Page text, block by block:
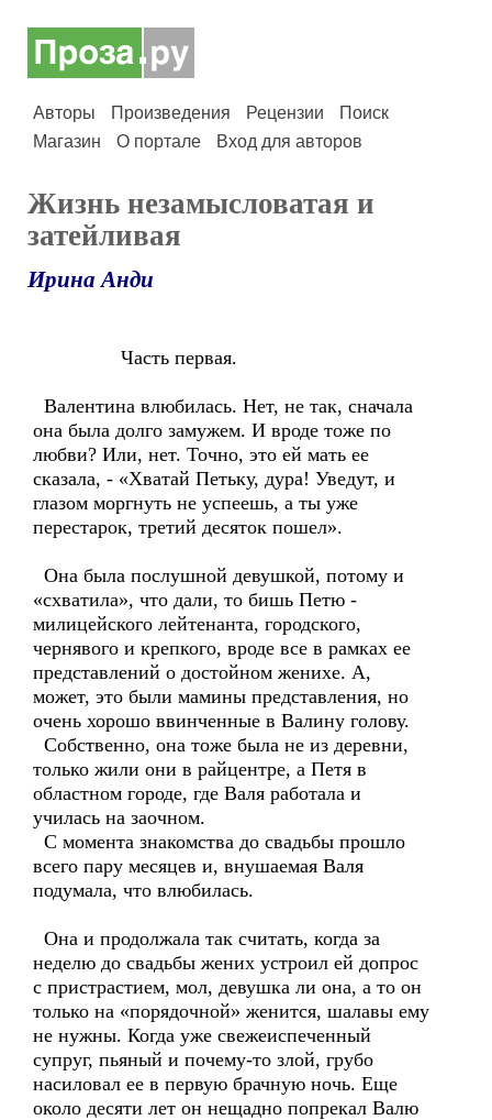
Авторы Произведения Рецензии
Поиск
Магазин
О портале Вход для авторов
Жизнь незамысловатая и
затейливая
Ирина Анди
Часть первая.
Валентина влюбилась. Нет, не так, сначала
она была долго замужем. И вроде тоже по
любви? Или, нет. Точно, это ей мать ее
сказала, - «Хватай Петьку, дура! Уведут, и
глазом моргнуть не успеешь, а ты уже
перестарок, третий десяток пошел».
Она была послушной девушкой, потому и
«схватила», что дали, то бишь Петю -
милицейского лейтенанта, городского,
чернявого и крепкого, вроде все в рамках ее
представлений о достойном женихе. А,
может, это были мамины представления, но
очень хорошо ввинченные в Валину голову.
Собственно, она тоже была не из деревни,
только жили они в райцентре, а Петя в
областном городе, где Валя работала и
училась на заочном.
С момента знакомства до свадьбы прошло
всего пару месяцев и, внушаемая Валя
подумала, что влюбилась.
Она и продолжала так считать, когда за
неделю до свадьбы жених устроил ей допрос
с пристрастием, мол, девушка ли она, а то он
только на «порядочной» женится, шалавы ему
не нужны. Когда уже свежеиспеченный
супруг, пьяный и почему-то злой, грубо
насиловал ее в первую брачную ночь. Еще
около десяти лет он нещадно попрекал Валю